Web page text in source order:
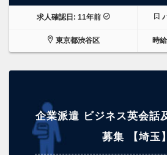
求人確認日: 11年前
東京都渋谷区 時
企業派遣 ビジネス英会話
募集 【埼玉】